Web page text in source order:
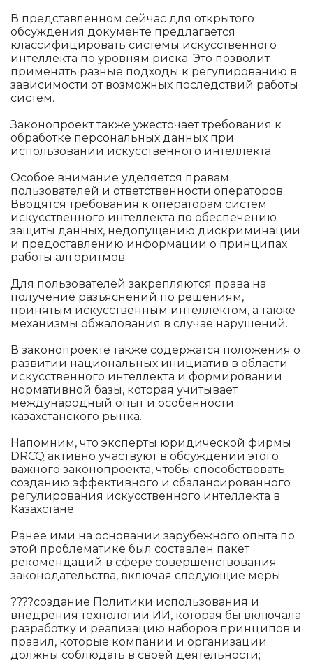
В представленном сейчас для открытого
обсуждения документе предлагается
классифицировать системы искусственного
интеллекта по уровням риска. Это позволит
применять разные подходы к регулированию в
зависимости от возможных последствий работы
систем.
Законопроект также ужесточает требования к
обработке персональных данных при
использовании искусственного интеллекта.
Особое внимание уделяется правам
пользователей и ответственности операторов.
Вводятся требования к операторам систем
искусственного интеллекта по обеспечению
защиты данных, недопущению дискриминации
и предоставлению информации о принципах
работы алгоритмов.
Для пользователей закрепляются права на
получение разъяснений по решениям,
принятым искусственным интеллектом, а также
механизмы обжалования в случае нарушений.
В законопроекте также содержатся положения о
развитии национальных инициатив в области
искусственного интеллекта и формировании
нормативной базы, которая учитывает
международный опыт и особенности
казахстанского рынка.
Напомним, что эксперты юридической фирмы
DRCQ активно участвуют в обсуждении этого
важного законопроекта, чтобы способствовать
созданию эффективного и сбалансированного
регулирования искусственного интеллекта в
Казахстане.
Ранее ими на основании зарубежного опыта по
этой проблематике был составлен пакет
рекомендаций в сфере совершенствования
законодательства, включая следующие меры:
????создание Политики использования и
внедрения технологии ИИ, которая бы включала
разработку и реализацию наборов принципов и
правил, которые компании и организации
должны соблюдать в своей деятельности;